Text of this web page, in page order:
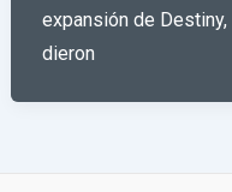
expansión de
dieron